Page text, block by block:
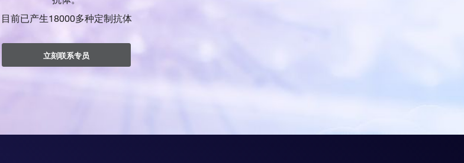
目前已产生18000多种定制抗体
立刻联系专员